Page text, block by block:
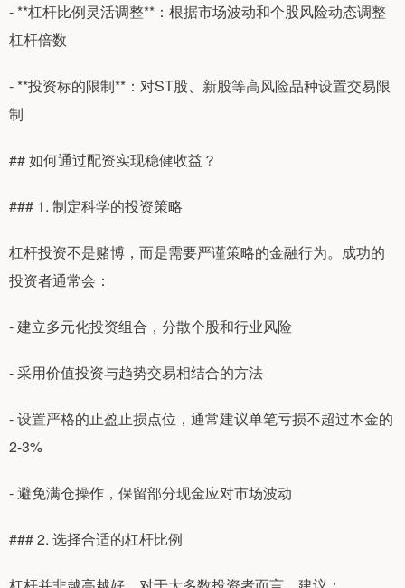
- **杠杆比例灵活调整**：根据市场波动和个股风险动态调整
杠杆倍数
- **投资标的限制**：对ST股、新股等高风险品种设置交易限
制
## 如何通过配资实现稳健收益？
### 1. 制定科学的投资策略
杠杆投资不是赌博，而是需要严谨策略的金融行为。成功的
投资者通常会：
- 建立多元化投资组合，分散个股和行业风险
- 采用价值投资与趋势交易相结合的方法
- 设置严格的止盈止损点位，通常建议单笔亏损不超过本金的
2-3%
- 避免满仓操作，保留部分现金应对市场波动
### 2. 选择合适的杠杆比例